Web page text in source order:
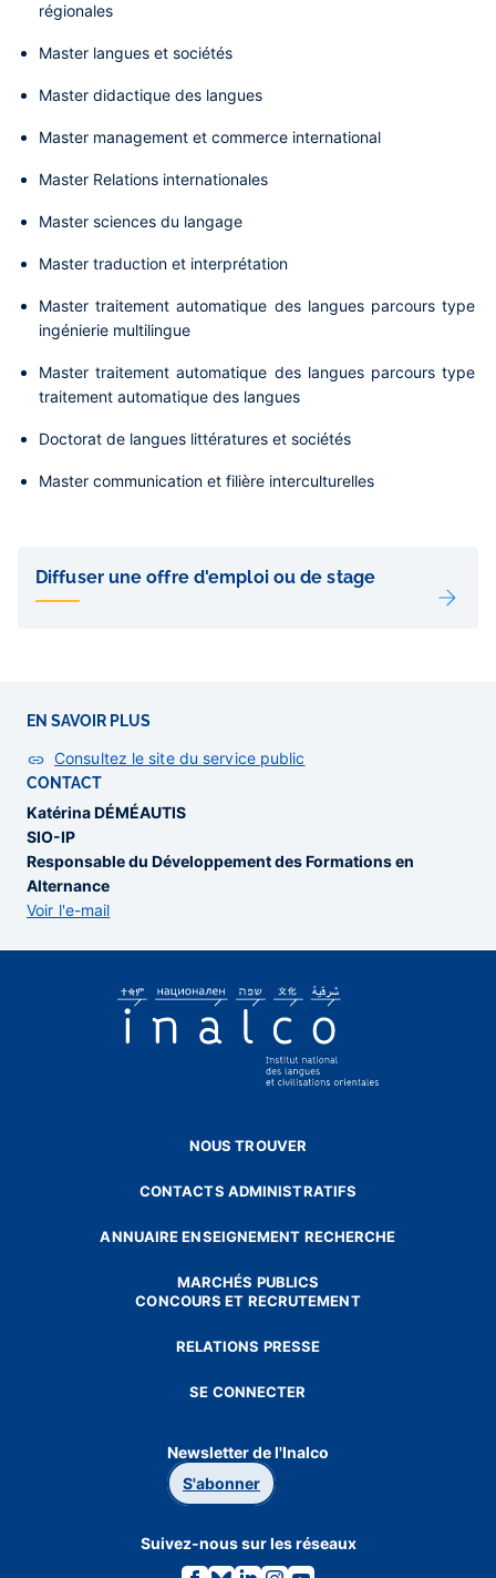
régionales
Master langues et sociétés
Master didactique des langues
Master management et commerce international
Master Relations internationales
Master sciences du langage
Master traduction et interprétation
Master traitement automatique des langues parcours type
ingénierie multilingue
Master traitement automatique des langues parcours type
traitement automatique des langues
Doctorat de langues littératures et sociétés
Master communication et filière interculturelles
de
pages
Diffuser une offre d'emploi ou de stage
EN SAVOIR PLUS
Consultez le site du service public
CONTACT
Katérina DÉMÉAUTIS
SIO-IP
Responsable du Développement des Formations en
Alternance
Voir l'e-mail
NOUS TROUVER
CONTACTS ADMINISTRATIFS
ANNUAIRE ENSEIGNEMENT RECHERCHE
MARCHÉS PUBLICS
CONCOURS ET RECRUTEMENT
RELATIONS PRESSE
SE CONNECTER
Newsletter de l'Inalco
S'abonner
Suivez-nous sur les réseaux